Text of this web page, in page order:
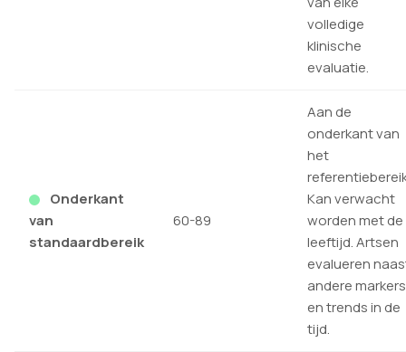
volledige
klinische
evaluatie.
Onderkant
van
standaardbereik
60-89
Aan de
onderkant van
het
Kan verwacht
worden met de
leeftijd. Artsen
evalueren
andere markers
en trends in de
tijd.